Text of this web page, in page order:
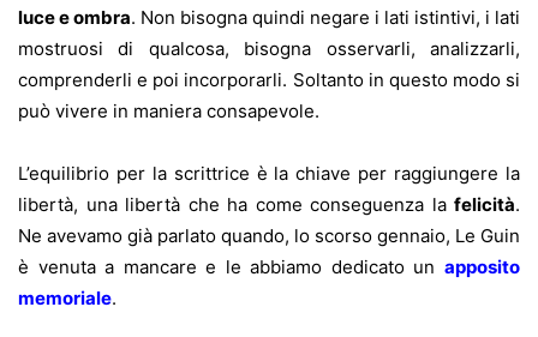
luce e ombra. Non bisogna quindi negare i lati istintivi, i lati
mostruosi di qualcosa, bisogna osservarli, analizzarli,
comprenderli e poi incorporarli. Soltanto in questo modo si
può vivere in maniera consapevole.
L’equilibrio per la scrittrice è la chiave per raggiungere la
libertà, una libertà che ha come conseguenza la felicità.
Ne avevamo già parlato quando, lo scorso gennaio, Le Guin
è venuta a mancare e le abbiamo dedicato un apposito
memoriale.